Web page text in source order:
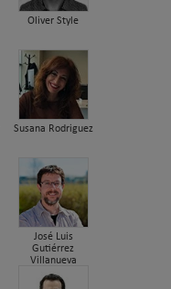
Oliver Style
Susana Rodriguez
José Luis
Gutiérrez
Villanueva